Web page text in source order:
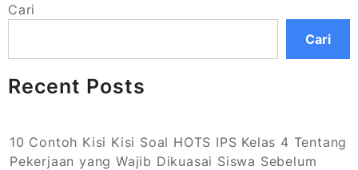
Cari
Cari
Recent Posts
10 Contoh Kisi Kisi Soal HOTS IPS Kelas 4 Tentang
Pekerjaan yang Wajib Dikuasai Siswa Sebelum